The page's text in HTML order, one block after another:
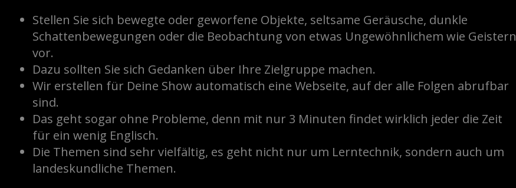
Stellen Sie sich bewegte oder geworfene Objekte, seltsame Geräusche, dunkle
Schattenbewegungen oder die Beobachtung von etwas Ungewöhnlichem wie Geistern
vor.
Dazu sollten Sie sich Gedanken über Ihre Zielgruppe machen.
Wir erstellen für Deine Show automatisch eine Webseite, auf der alle Folgen abrufbar
sind.
Das geht sogar ohne Probleme, denn mit nur 3 Minuten findet wirklich jeder die Zeit
für ein wenig Englisch.
Die Themen sind sehr vielfältig, es geht nicht nur um Lerntechnik, sondern auch um
landeskundliche Themen.